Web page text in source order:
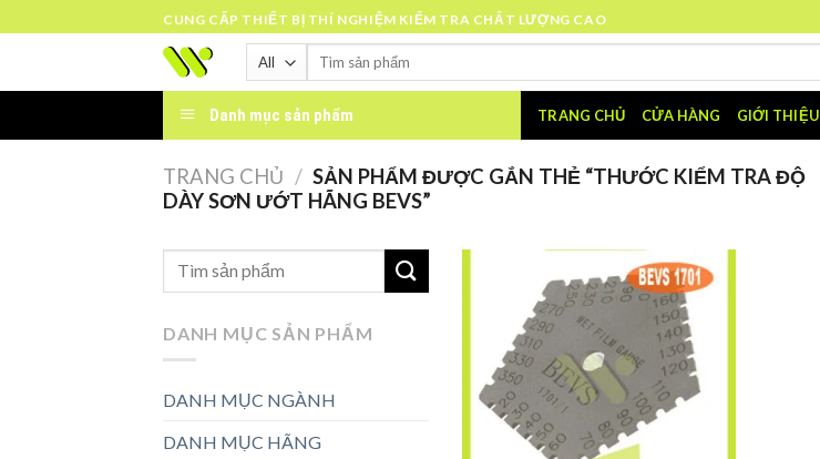
to
CUNG CẤP THIẾT BỊ THÍ NGHIỆM KIỂM TRA CHẤT LƯỢNG CAO
Tìm
Danh mục sản phẩm TRANG CHỦ CỬA HÀNG GIỚI THIỆU
TRANG CHỦ / SẢN PHẨM ĐƯỢC GẮN THẺ “THƯỚC KIỂM TRA ĐỘ
DÀY SƠN ƯỚT HÃNG BEVS”
DANH MỤC SẢN PHẨM
DANH MỤC NGÀNH
DANH MỤC HÃNG